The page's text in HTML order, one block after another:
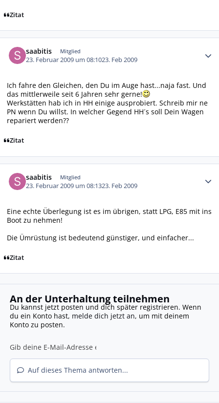
Zitat
saabitis Mitglied
23. Februar 2009 um 08:1023. Feb 2009
Ich fahre den Gleichen, den Du im Auge hast...naja fast. Und
das mittlerweile seit 6 Jahren sehr gerne!
Werkstätten hab ich in HH einige ausprobiert. Schreib mir ne
PN wenn Du willst. In welcher Gegend HH´s soll Dein Wagen
repariert werden??
Zitat
saabitis Mitglied
23. Februar 2009 um 08:1323. Feb 2009
Eine echte Überlegung ist es im übrigen, statt LPG, E85 mit ins
Boot zu nehmen!
Die Ümrüstung ist bedeutend günstiger, und einfacher...
Zitat
An der Unterhaltung teilnehmen
Du kannst jetzt posten und dich später registrieren. Wenn
du ein Konto hast, melde dich jetzt an, um mit deinem
Konto zu posten.
Auf dieses Thema antworten...